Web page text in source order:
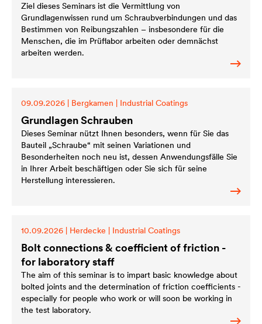
Ziel dieses Seminars ist die Vermittlung von
Grundlagenwissen rund um Schraubverbindungen und das
Bestimmen von Reibungszahlen – insbesondere für die
Menschen, die im Prüflabor arbeiten oder demnächst
arbeiten werden.
09.09.2026 | Bergkamen | Industrial Coatings
Grundlagen Schrauben
Dieses Seminar nützt Ihnen besonders, wenn für Sie das
Bauteil „Schraube“ mit seinen Variationen und
Besonderheiten noch neu ist, dessen Anwendungsfälle Sie
in Ihrer Arbeit beschäftigen oder Sie sich für seine
Herstellung interessieren.
10.09.2026 | Herdecke | Industrial Coatings
Bolt connections & coefficient of friction -
for laboratory staff
The aim of this seminar is to impart basic knowledge about
bolted joints and the determination of friction coefficients -
especially for people who work or will soon be working in
the test laboratory.